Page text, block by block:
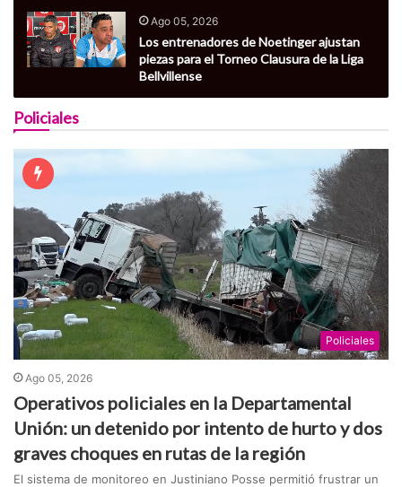
Ago 05, 2026
Los entrenadores de Noetinger ajustan
piezas para el Torneo Clausura de la Liga
Bellvillense
Policiales
Policiales
Ago 05, 2026
Operativos policiales en la Departamental
Unión: un detenido por intento de hurto y dos
graves choques en rutas de la región
El sistema de monitoreo en Justiniano Posse permitió frustrar un